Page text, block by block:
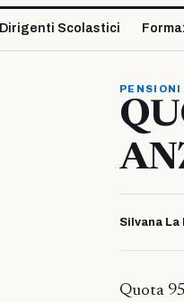
Dirigenti Scolastici
PENSIONI
Silvana La
Quota